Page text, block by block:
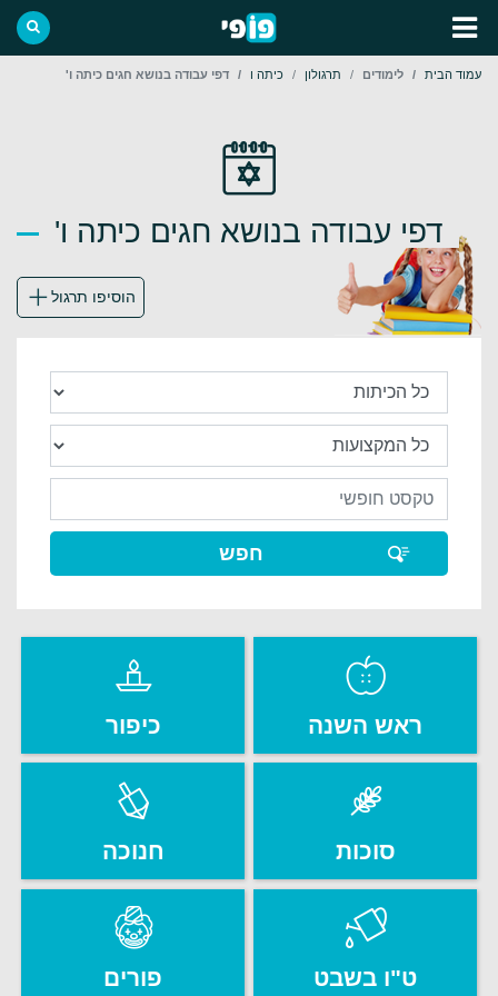
עמוד הבית לימודים תרגולון כיתה ו דפי עבודה בנושא חגים כיתה ו'
דפי עבודה בנושא חגים כיתה ו'
הוסיפו תרגול
ראש השנה כיפור
סוכות חנוכה
ט"ו בשבט פורים